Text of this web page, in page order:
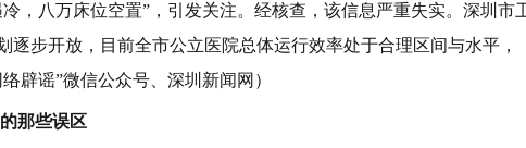
，八万床位空置”，引发关注。经核查，该信息严重失实。深圳市
步开放，目前全市公立医院总体运行效率处于合理区间与水平，
辟谣”微信公众号、深圳新闻网）
那些误区